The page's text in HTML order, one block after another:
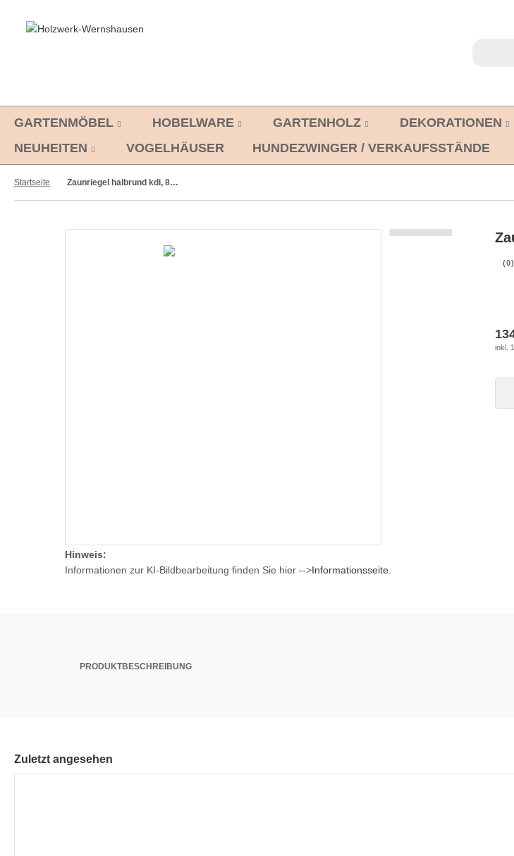
GARTENMÖBEL HOBELWARE GARTENHOLZ DEKORATIONEN
NEUHEITEN
VOGELHÄUSER HUNDEZWINGER / VERKAUFSSTÄNDE
Startseite Zaunriegel halbrund kdi, 8 x 200 cm, 30 Stück
(0)
Hinweis:
Informationen zur KI-Bildbearbeitung finden Sie hier -->Informationsseite
inkl.
PRODUKTBESCHREIBUNG
Zuletzt angesehen